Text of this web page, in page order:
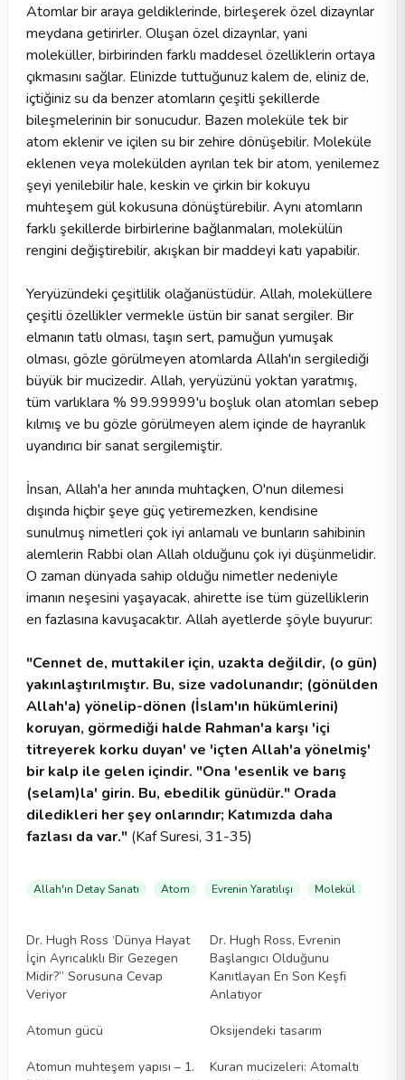
Atomlar bir araya geldiklerinde, birleşerek özel dizaynlar
meydana getirirler. Oluşan özel dizaynlar, yani
moleküller, birbirinden farklı maddesel özelliklerin ortaya
çıkmasını sağlar. Elinizde tuttuğunuz kalem de, eliniz de,
içtiğiniz su da benzer atomların çeşitli şekillerde
bileşmelerinin bir sonucudur. Bazen moleküle tek bir
atom eklenir ve içilen su bir zehire dönüşebilir. Moleküle
eklenen veya molekülden ayrılan tek bir atom, yenilemez
şeyi yenilebilir hale, keskin ve çirkin bir kokuyu
muhteşem gül kokusuna dönüştürebilir. Aynı atomların
farklı şekillerde birbirlerine bağlanmaları, molekülün
rengini değiştirebilir, akışkan bir maddeyi katı yapabilir.
Yeryüzündeki çeşitlilik olağanüstüdür. Allah, moleküllere
çeşitli özellikler vermekle üstün bir sanat sergiler. Bir
elmanın tatlı olması, taşın sert, pamuğun yumuşak
olması, gözle görülmeyen atomlarda Allah'ın sergilediği
büyük bir mucizedir. Allah, yeryüzünü yoktan yaratmış,
tüm varlıklara % 99.99999'u boşluk olan atomları sebep
kılmış ve bu gözle görülmeyen alem içinde de hayranlık
uyandırıcı bir sanat sergilemiştir.
İnsan, Allah'a her anında muhtaçken, O'nun dilemesi
dışında hiçbir şeye güç yetiremezken, kendisine
sunulmuş nimetleri çok iyi anlamalı ve bunların sahibinin
alemlerin Rabbi olan Allah olduğunu çok iyi düşünmelidir.
O zaman dünyada sahip olduğu nimetler nedeniyle
imanın neşesini yaşayacak, ahirette ise tüm güzelliklerin
en fazlasına kavuşacaktır. Allah ayetlerde şöyle buyurur:
"Cennet de, muttakiler için, uzakta değildir, (o gün)
yakınlaştırılmıştır. Bu, size vadolunandır; (gönülden
Allah'a) yönelip-dönen (İslam'ın hükümlerini)
koruyan, görmediği halde Rahman'a karşı 'içi
titreyerek korku duyan' ve 'içten Allah'a yönelmiş'
bir kalp ile gelen içindir. "Ona 'esenlik ve barış
(selam)la' girin. Bu, ebedilik günüdür." Orada
diledikleri her şey onlarındır; Katımızda daha
fazlası da var." (Kaf Suresi, 31-35)
Allah'ın Detay Sanatı Atom Evrenin Yaratılışı Molekül
Dr. Hugh Ross ‘Dünya Hayat
İçin Ayrıcalıklı Bir Gezegen
Midir?” Sorusuna Cevap
Veriyor
Dr. Hugh Ross, Evrenin
Başlangıcı Olduğunu
Kanıtlayan En Son Keşfi
Anlatıyor
Atomun gücü Oksijendeki tasarım
Atomun muhteşem yapısı – 1.
Kuran mucizeleri: Atomaltı